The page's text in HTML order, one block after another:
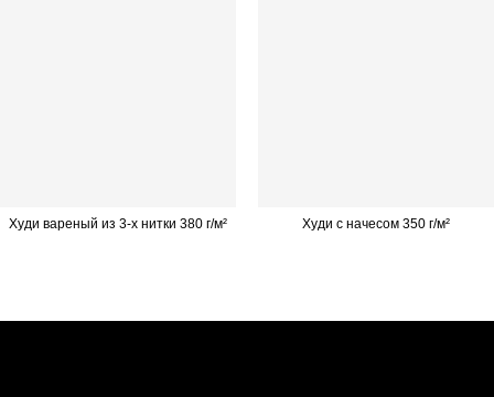
Худи вареный из 3-х нитки 380 г/м² Худи с начесом 350 г/м²